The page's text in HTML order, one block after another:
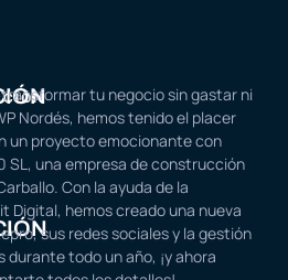
transformar tu negocio sin gastar ni
Nordés, hemos tenido el placer
un proyecto emocionante con
SL, una empresa de construcción
Con la ayuda de la
Digital, hemos creado una nueva
sus redes sociales y la gestión
durante todo un año, ¡y ahora